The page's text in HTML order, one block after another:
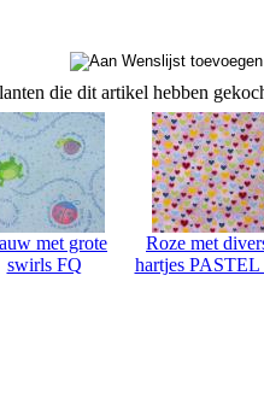
die dit artikel hebben
met grote
swirls FQ
Roze met
hartjes PASTEL